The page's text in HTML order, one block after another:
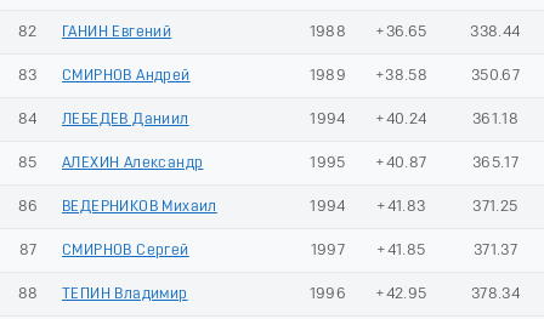
82 ГАНИН Евгений 1988 +36.65 338.44
83 СМИРНОВ Андрей 1989 +38.58 350.67
84 ЛЕБЕДЕВ Даниил 1994 +40.24 361.18
85 АЛЕХИН Александр 1995 +40.87 365.17
86 ВЕДЕРНИКОВ Михаил 1994 +41.83 371.25
87 СМИРНОВ Сергей 1997 +41.85 371.37
88 ТЕПИН Владимир 1996 +42.95 378.34